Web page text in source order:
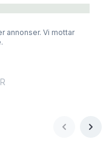
annonser. Vi mottar